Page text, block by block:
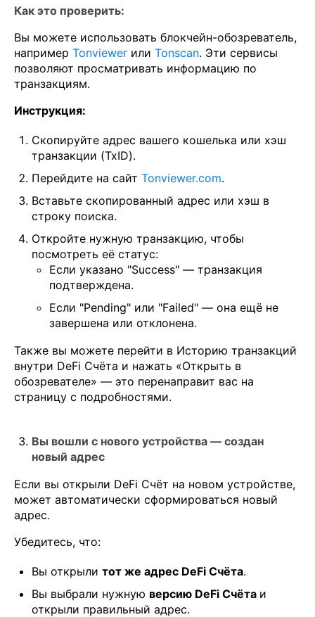
Как это проверить:
Вы можете использовать блокчейн-обозреватель,
например Tonviewer или Tonscan. Эти сервисы
позволяют просматривать информацию по
транзакциям.
Инструкция:
Скопируйте адрес вашего кошелька или хэш
транзакции (TxID).
Перейдите на сайт Tonviewer.com.
Вставьте скопированный адрес или хэш в
строку поиска.
Откройте нужную транзакцию, чтобы
посмотреть её статус:
Если указано "Success" — транзакция
подтверждена.
Если "Pending" или "Failed" — она ещё не
завершена или отклонена.
Также вы можете перейти в Историю транзакций
внутри DeFi Счёта и нажать «Открыть в
обозревателе» — это перенаправит вас на
страницу с подробностями.
Вы вошли с нового устройства — создан
новый адрес
Если вы открыли DeFi Счёт на новом устройстве,
может автоматически сформироваться новый
адрес.
Убедитесь, что:
Вы открыли тот же адрес DeFi Счёта.
Вы выбрали нужную версию DeFi Счёта и
открыли правильный адрес.